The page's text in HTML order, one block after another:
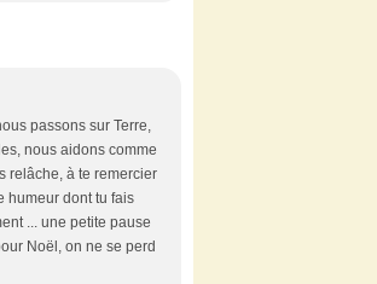
passons sur Terre,
nous aidons comme
relâche, à te remercier
humeur dont tu fais
... une petite pause
Noël, on ne se perd